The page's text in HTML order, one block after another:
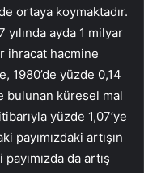
ortaya koymaktadır.
yılında ayda 1 milyar
ihracat hacmine
1980’de yüzde 0,14
bulunan küresel mal
yüzde 1,07’ye
payımızdaki artışın
da artış